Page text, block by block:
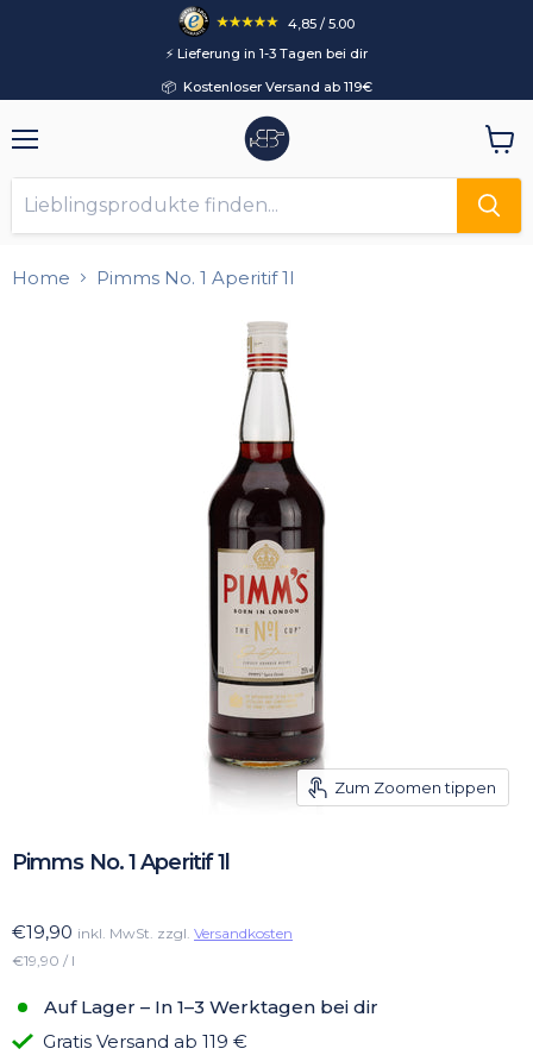
4,85 / 5.00
⚡️ Lieferung in 1-3 Tagen bei dir
📦 Kostenloser Versand ab 119€
Home Pimms No. 1 Aperitif 1l
Zum Zoomen tippen
Pimms No. 1 Aperitif 1l
€19,90 inkl. MwSt. zzgl. Versandkosten
€19,90 / l
Auf Lager – In 1–3 Werktagen bei dir
Gratis Versand ab 119 €